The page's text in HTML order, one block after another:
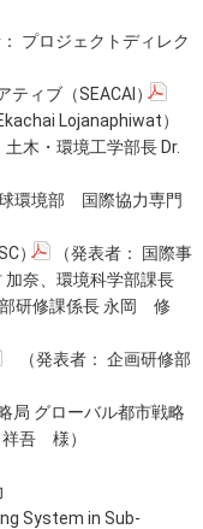
プロジェクトディレク
ティブ（SEACAI）
Lojanaphiwat）
木・環境工学部長 Dr.
環境部 国際協力専門
）
（発表者： 国際事
奈、環境科学部課長
研修課係長 永岡 修
（発表者： 企画研修部
局 グローバル都市戦略
吾 様）
System in Sub-